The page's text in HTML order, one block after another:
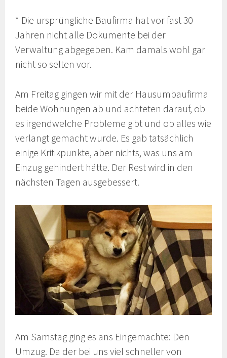
* Die ursprüngliche Baufirma hat vor fast 30
Jahren nicht alle Dokumente bei der
Verwaltung abgegeben. Kam damals wohl gar
nicht so selten vor.
Am Freitag gingen wir mit der Hausumbaufirma
beide Wohnungen ab und achteten darauf, ob
es irgendwelche Probleme gibt und ob alles wie
verlangt gemacht wurde. Es gab tatsächlich
einige Kritikpunkte, aber nichts, was uns am
Einzug gehindert hätte. Der Rest wird in den
nächsten Tagen ausgebessert.
Am Samstag ging es ans Eingemachte: Den
Umzug. Da der bei uns viel schneller von